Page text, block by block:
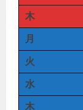
木
月
火
水
木